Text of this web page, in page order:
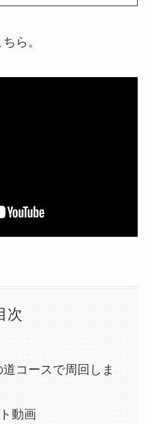
ら。
次
コースで周回しま
動画